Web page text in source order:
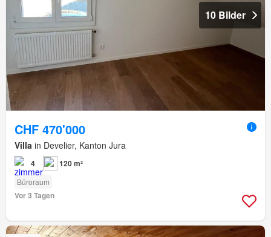
10 Bilder
CHF 470'000
Villa in Develier, Kanton Jura
4 120 m²
Büroraum
Vor 3 Tagen